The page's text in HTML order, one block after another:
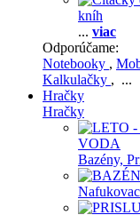
kníh
... viac
Odporúčame:
Notebooky ,
Kalkulačky , ...
Hračky
Hračky
VODA
Bazény,